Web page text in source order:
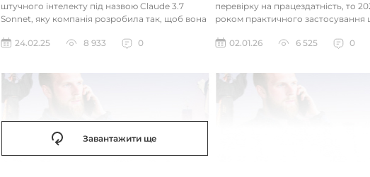
штучного інтелекту під назвою Claude 3.7
Sonnet, яку компанія розробила так, щоб вона
24.02.25
8 933 0
перевірку на працездатність, то
роком практичного застосування
02.01.26
6 525 0
Завантажити ще